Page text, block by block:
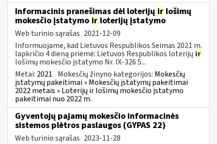
Informacinis pranešimas dėl loterijų ir lošimų
mokesčio įstatymo ir loterijų įstatymo
Web turinio sąrašas 2021-12-09
Informuojame, kad Lietuvos Respublikos Seimas 2021 m.
lapkričio 4 dieną priėmė: Lietuvos Respublikos loterijų ir
lošimų mokesčio įstatymo Nr. IX-326 5...
Metai: 2021 Mokesčių žinyno kategorijos: Mokesčių
įstatymų pakeitimai » Mokesčių įstatymų pakeitimai
2022 metais » Loterijų ir lošimų mokesčio įstatymo
pakeitimai nuo 2022 m.
Gyventojų pajamų mokesčio informacinės
sistemos plėtros paslaugos (GYPAS 22)
Web turinio sąrašas 2023-11-28